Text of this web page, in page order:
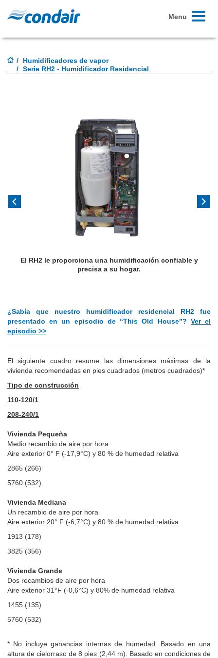
Toggle
Menu
Humidificadores de vapor
Serie RH2 - Humidificador Residencial
El RH2 le proporciona una humidificación confiable y
precisa a su hogar.
¿Sabía que nuestro humidificador residencial RH2 fue
presentado en un episodio de “This Old House”? Ver el
episodio >>
El siguiente cuadro resume las dimensiones máximas de la
vivienda recomendadas en pies cuadrados (metros cuadrados)*
Tipo de construcción
110-120/1
208-240/1
Vivienda Pequeña
Medio recambio de aire por hora
Aire exterior 0° F (-17,9°C) y 80 % de humedad relativa
2865 (266)
5760 (532)
Vivienda Mediana
Un recambio de aire por hora
Aire exterior 20° F (-6,7°C) y 80 % de humedad relativa
1913 (178)
3825 (356)
Vivienda Grande
Dos recambios de aire por hora
Aire exterior 31°F (-0,6°C) y 80% de humedad relativa
1455 (135)
5760 (532)
* No incluye ganancias internas de humedad. Basado en una
altura de cielorraso de 8 pies (2,44 m). Basado en condiciones de